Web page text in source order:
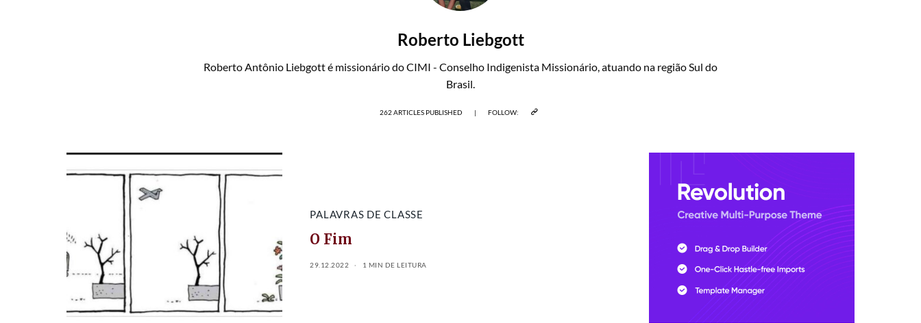
Roberto Liebgott
Roberto Antônio Liebgott é missionário do CIMI - Conselho Indigenista Missionário, atuando na região Sul do
Brasil.
262 ARTICLES PUBLISHED | FOLLOW:
PALAVRAS DE CLASSE
O Fim
29.12.2022 1 MIN DE LEITURA